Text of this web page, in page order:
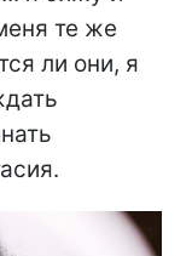
те же
ли они, я